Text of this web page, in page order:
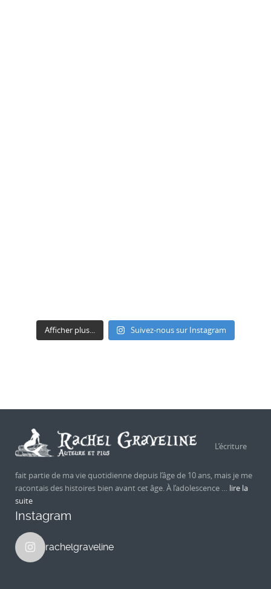
Afficher plus... Suivez-nous sur Instagram
L’écriture
fait partie de ma vie quotidienne depuis l’âge de 10 ans, mais je me
racontais des histoires bien avant cet âge. À l’adolescence … lire la
suite
Instagram
rachelgraveline